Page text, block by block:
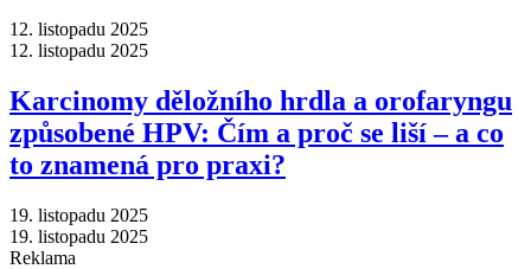
12. listopadu 2025
12. listopadu 2025
Karcinomy děložního hrdla a orofaryngu
způsobené HPV: Čím a proč se liší –⁠ a co
to znamená pro praxi?
19. listopadu 2025
19. listopadu 2025
Reklama